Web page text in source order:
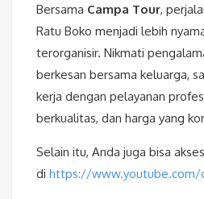
Bersama Campa Tour,
Ratu Boko menjadi lebih
terorganisir. Nikmati
berkesan bersama keluarga,
kerja dengan pelayanan
berkualitas, dan harga yang
Selain itu, Anda juga bisa
di https://www.youtube.com/